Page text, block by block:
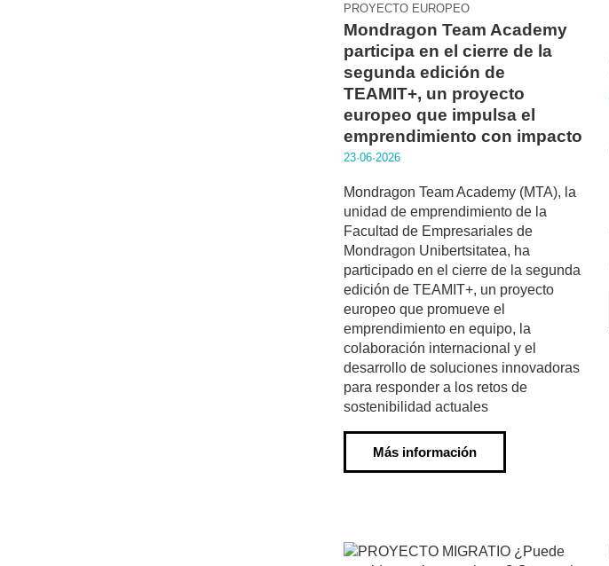
PROYECTO EUROPEO
Mondragon Team Academy
participa en el cierre de la
segunda edición de
TEAMIT+, un proyecto
europeo que impulsa el
emprendimiento con impacto
23·06·2026
Mondragon Team Academy (MTA), la
unidad de emprendimiento de la
Facultad de Empresariales de
Mondragon Unibertsitatea, ha
participado en el cierre de la segunda
edición de TEAMIT+, un proyecto
europeo que promueve el
emprendimiento en equipo, la
colaboración internacional y el
desarrollo de soluciones innovadoras
para responder a los retos de
sostenibilidad actuales
Más información